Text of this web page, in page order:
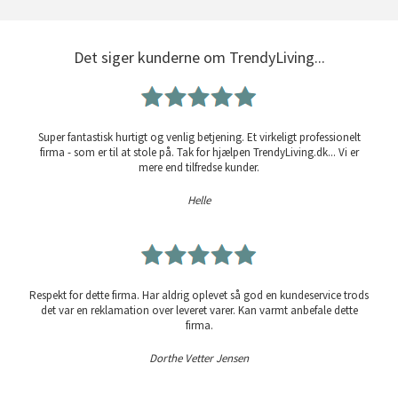
Det siger kunderne om TrendyLiving...
Super fantastisk hurtigt og venlig betjening. Et virkeligt professionelt
firma - som er til at stole på. Tak for hjælpen TrendyLiving.dk... Vi er
mere end tilfredse kunder.
Helle
Respekt for dette firma. Har aldrig oplevet så god en kundeservice trods
det var en reklamation over leveret varer. Kan varmt anbefale dette
firma.
Dorthe Vetter Jensen